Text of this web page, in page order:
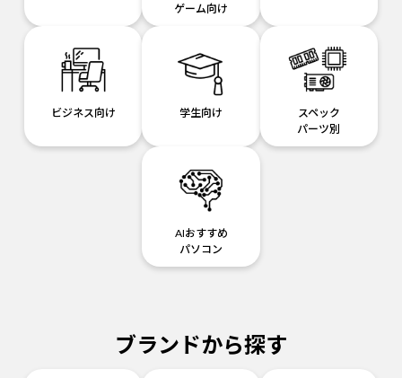
ゲーム向け
ビジネス向け 学生向け
スペック
パーツ別
AIおすすめ
パソコン
ブランドから探す